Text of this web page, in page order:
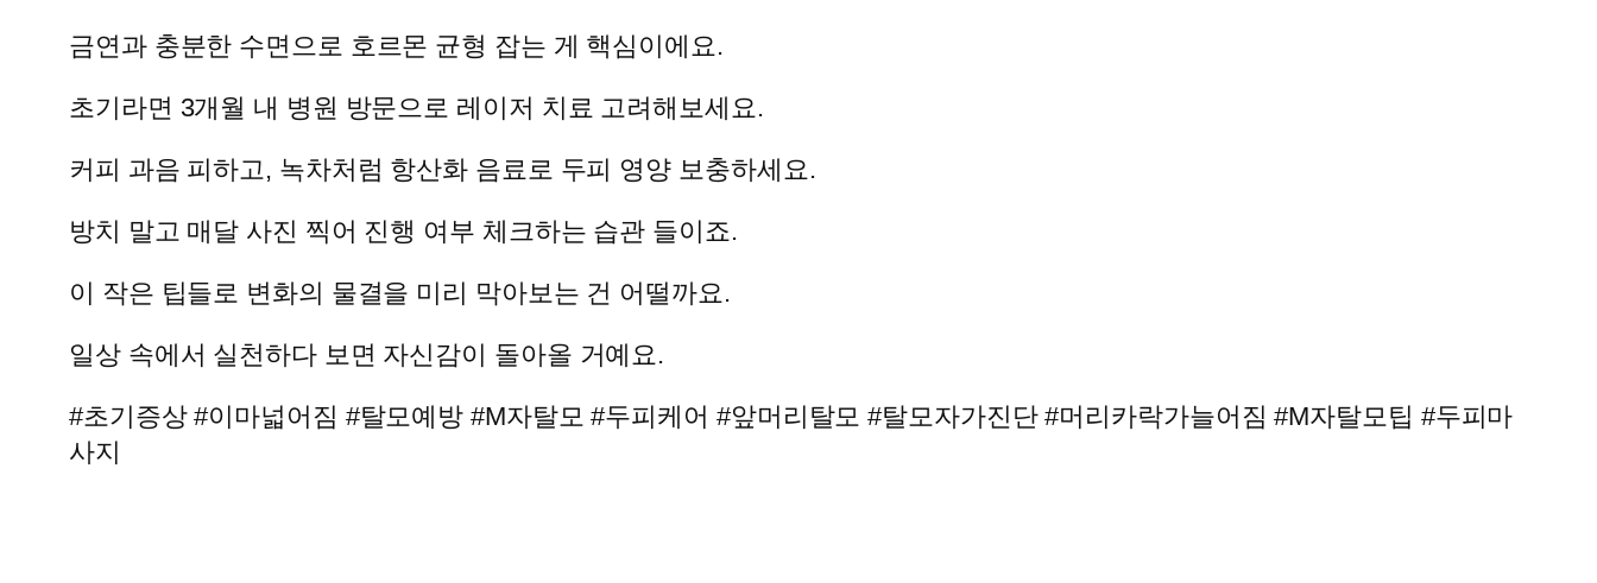
금연과 충분한 수면으로 호르몬 균형 잡는 게 핵심이에요.
초기라면 3개월 내 병원 방문으로 레이저 치료 고려해보세요.
커피 과음 피하고, 녹차처럼 항산화 음료로 두피 영양 보충하세요.
방치 말고 매달 사진 찍어 진행 여부 체크하는 습관 들이죠.
이 작은 팁들로 변화의 물결을 미리 막아보는 건 어떨까요.
일상 속에서 실천하다 보면 자신감이 돌아올 거예요.
#초기증상 #이마넓어짐 #탈모예방 #M자탈모 #두피케어 #앞머리탈모 #탈모자가진단 #머리카락가늘어짐 #M자탈모팁 #두피마
사지